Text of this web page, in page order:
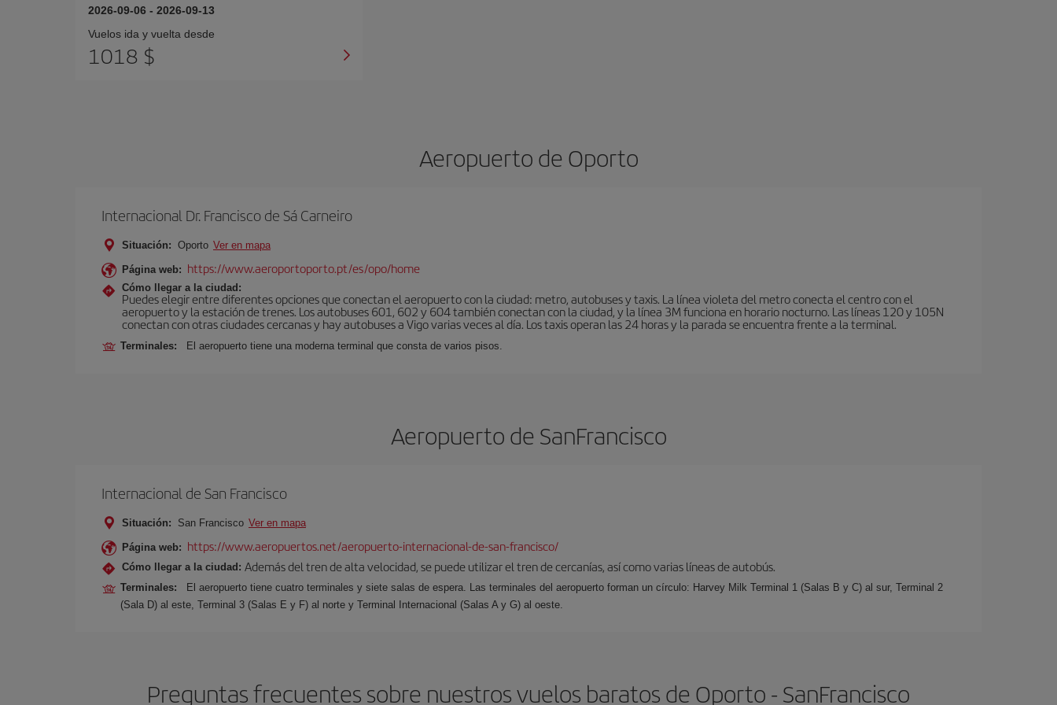
2026-09-06 - 2026-09-13
Vuelos ida y vuelta desde
1018 $
Aeropuerto de Oporto
Internacional Dr. Francisco de Sá Carneiro
Situación: Oporto Ver en mapa
Página web: https://www.aeroportoporto.pt/es/opo/home
Cómo llegar a la ciudad:
Puedes elegir entre diferentes opciones que conectan el aeropuerto con la ciudad: metro, autobuses y taxis. La línea violeta del metro conecta el centro con el
aeropuerto y la estación de trenes. Los autobuses 601, 602 y 604 también conectan con la ciudad, y la línea 3M funciona en horario nocturno. Las líneas 120 y 105N
conectan con otras ciudades cercanas y hay autobuses a Vigo varias veces al día. Los taxis operan las 24 horas y la parada se encuentra frente a la terminal.
Terminales: El aeropuerto tiene una moderna terminal que consta de varios pisos.
Aeropuerto de SanFrancisco
Internacional de San Francisco
Situación: San Francisco Ver en mapa
Página web: https://www.aeropuertos.net/aeropuerto-internacional-de-san-francisco/
Cómo llegar a la ciudad: Además del tren de alta velocidad, se puede utilizar el tren de cercanías, así como varias líneas de autobús.
Terminales:
El aeropuerto tiene cuatro terminales y siete salas de espera. Las terminales del aeropuerto forman un círculo: Harvey Milk Terminal 1 (Salas B y C) al sur, Terminal 2
(Sala D) al este, Terminal 3 (Salas E y F) al norte y Terminal Internacional (Salas A y G) al oeste.
Preguntas frecuentes sobre nuestros vuelos baratos de Oporto - SanFrancisco